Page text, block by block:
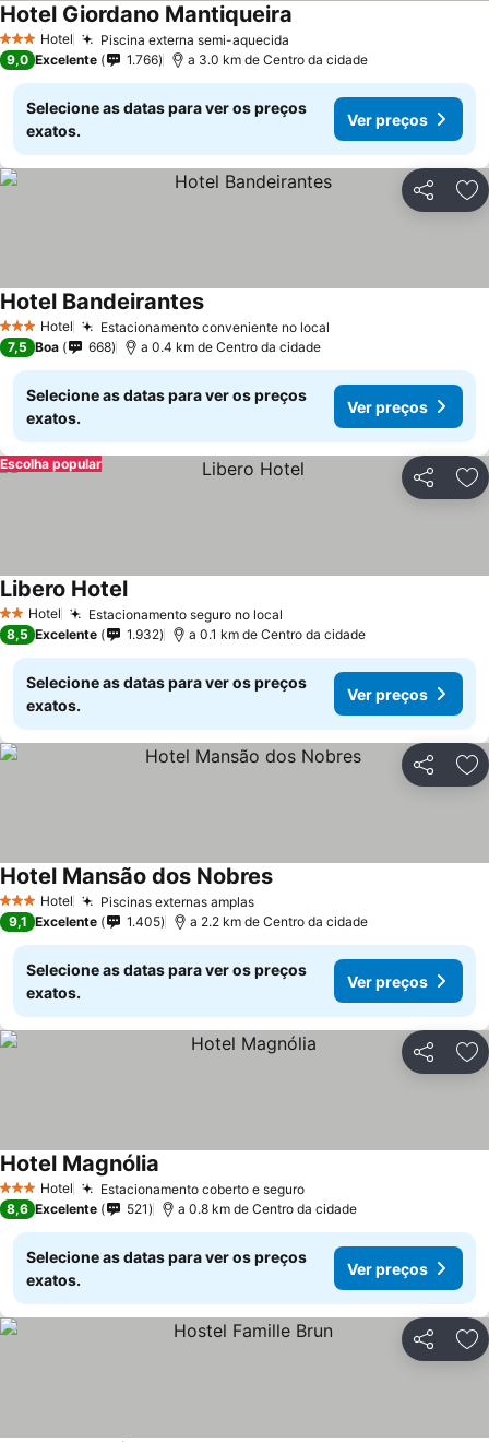
3 EstrelasHotel Piscina externa semi-aquecida
Hotel Giordano Mantiqueira
9,0 Excelente 1.766 a 3.0 km de Centro da cidade
Selecione as datas para ver os preços
exatos.
Ver preços
Partilhar
3 EstrelasHotel Estacionamento conveniente no local
Hotel Bandeirantes
7,5 Boa 668 a 0.4 km de Centro da cidade
Selecione as datas para ver os preços
exatos.
Ver preços
Partilhar
Escolha popular
2 Estrelas
Hotel Estacionamento seguro no local
Libero Hotel
8,5 Excelente 1.932 a 0.1 km de Centro da cidade
Selecione as datas para ver os preços
exatos.
Ver preços
Partilhar
3 EstrelasHotel Piscinas externas amplas
Hotel Mansão dos Nobres
9,1 Excelente 1.405 a 2.2 km de Centro da cidade
Selecione as datas para ver os preços
exatos.
Ver preços
Partilhar
3 EstrelasHotel Estacionamento coberto e seguro
Hotel Magnólia
8,6 Excelente 521 a 0.8 km de Centro da cidade
Selecione as datas para ver os preços
exatos.
Ver preços
Partilhar